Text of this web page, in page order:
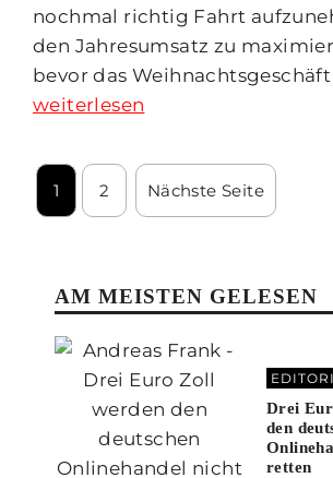
nochmal richtig Fahrt
den Jahresumsatz zu
bevor das Weihnachtsgeschäft
weiterlesen
1 2 Nächste Seite
AM MEISTEN GELESEN
Drei
den
retten